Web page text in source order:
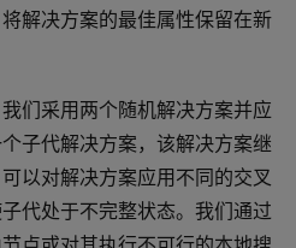
解决方案的最佳属性保留在新
们采用两个随机解决方案并应
子代解决方案，该解决方案继
以对解决方案应用不同的交叉
代处于不完整状态。我们通过